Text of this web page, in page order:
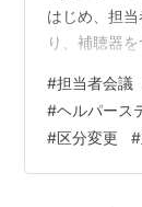
はじめ、担
り、補聴器
導）するこ
と、などを
だけでもお願
ルパーステ
#担当者会議
#ヘルパース
#区分変更 #